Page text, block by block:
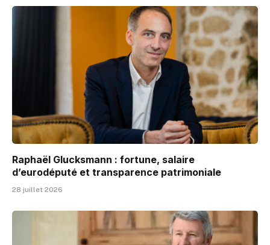
Raphaël Glucksmann : fortune, salaire
d’eurodéputé et transparence patrimoniale
28 juillet 2026